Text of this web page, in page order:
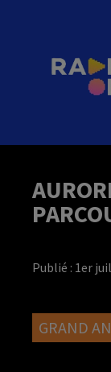
Publié : 1er
GRAND